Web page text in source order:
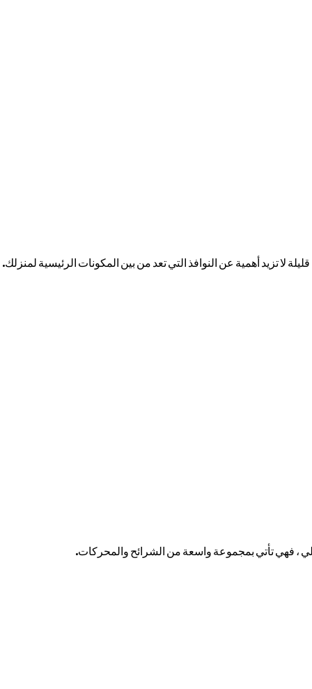
لا تزيد أهمية عن النوافذ التي تعد من بين المكونات الرئيسية لمنزلك.
، فهي تأتي بمجموعة واسعة من الشرائح والمحركات.